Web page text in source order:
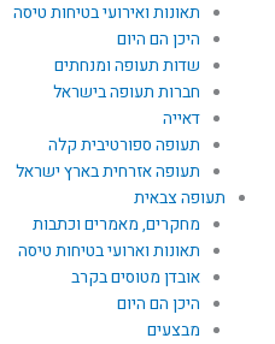
תאונות ואירועי בטיחות טיסה
היכן הם היום
שדות תעופה ומנחתים
חברות תעופה בישראל
דאייה
תעופה ספורטיבית קלה
תעופה אזרחית בארץ ישראל
תעופה צבאית
מחקרים, מאמרים וכתבות
תאונות וארועי בטיחות טיסה
אובדן מטוסים בקרב
היכן הם היום
מבצעים